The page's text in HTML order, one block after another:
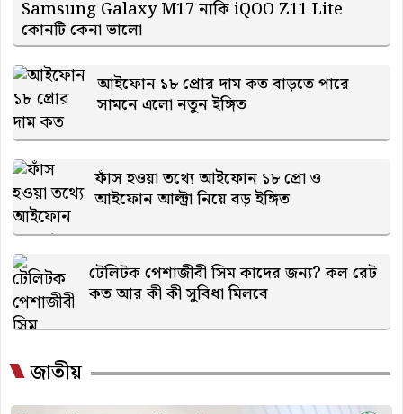
Samsung Galaxy M17 নাকি iQOO Z11 Lite
কোনটি কেনা ভালো
আইফোন ১৮ প্রোর দাম কত বাড়তে পারে
সামনে এলো নতুন ইঙ্গিত
ফাঁস হওয়া তথ্যে আইফোন ১৮ প্রো ও
আইফোন আল্ট্রা নিয়ে বড় ইঙ্গিত
টেলিটক পেশাজীবী সিম কাদের জন্য? কল রেট
কত আর কী কী সুবিধা মিলবে
জাতীয়